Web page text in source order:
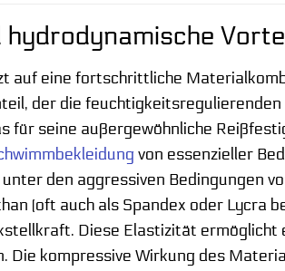
auf eine fortschrittliche
der die
für seine außergewöhnliche
von essenzieller
den aggressiven Bedingungen
(oft auch als Spandex oder Lycra
Diese Elastizität ermöglicht
Die kompressive Wirkung des